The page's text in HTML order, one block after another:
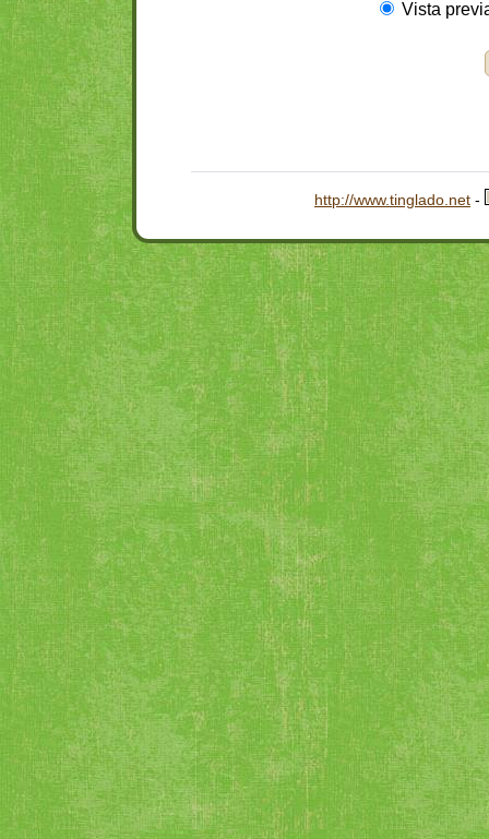
Vista
http://www.tinglado.net -